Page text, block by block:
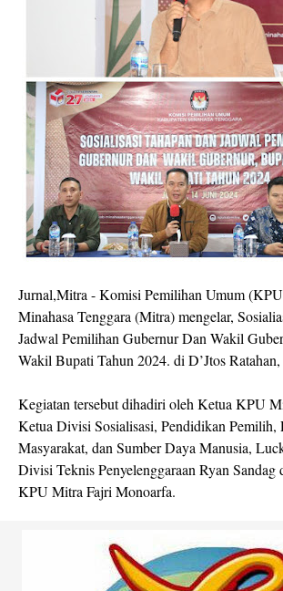
Jurnal,Mitra - Komisi Pemilihan Umum
Minahasa Tenggara (Mitra) mengelar,
Jadwal Pemilihan Gubernur Dan Wakil
Wakil Bupati Tahun 2024. di D’Jtos
Kegiatan tersebut dihadiri oleh Ketua KPU
Ketua Divisi Sosialisasi, Pendidikan Pemilih,
Masyarakat, dan Sumber Daya Manusia,
Divisi Teknis Penyelenggaraan Ryan Sandag
KPU Mitra Fajri Monoarfa.